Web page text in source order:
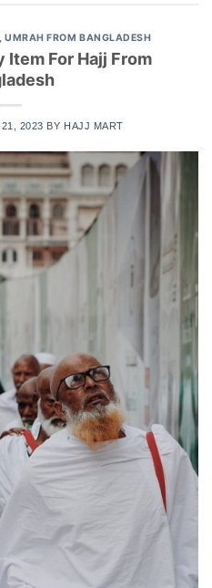
,UMRAH FROM BANGLADESH
Item For Hajj From
2023 BY HAJJ MART